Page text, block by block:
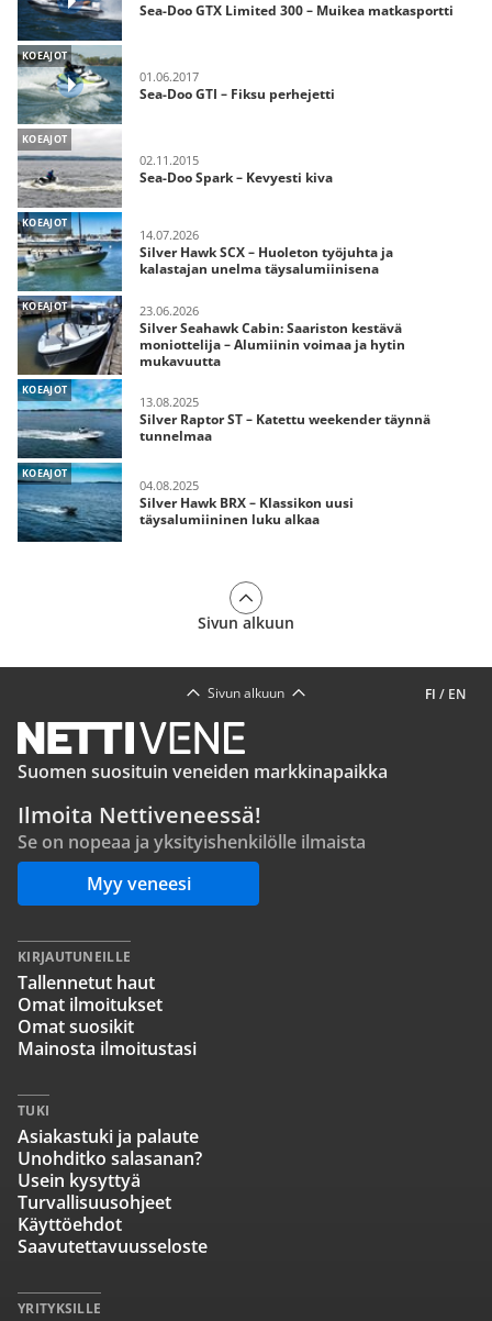
Sea-Doo GTX Limited 300 – Muikea matkasportti
KOEAJOT
01.06.2017
Sea-Doo GTI – Fiksu perhejetti
KOEAJOT
02.11.2015
Sea-Doo Spark – Kevyesti kiva
KOEAJOT
14.07.2026
Silver Hawk SCX – Huoleton työjuhta ja
kalastajan unelma täysalumiinisena
KOEAJOT 23.06.2026
Silver Seahawk Cabin: Saariston kestävä
moniottelija – Alumiinin voimaa ja hytin
mukavuutta
KOEAJOT
13.08.2025
Silver Raptor ST – Katettu weekender täynnä
tunnelmaa
KOEAJOT
04.08.2025
Silver Hawk BRX – Klassikon uusi
täysalumiininen luku alkaa
Sivun alkuun
FI / EN
Sivun alkuun
Suomen suosituin veneiden markkinapaikka
Ilmoita Nettiveneessä!
Se on nopeaa ja yksityishenkilölle ilmaista
Myy veneesi
KIRJAUTUNEILLE
Tallennetut haut
Omat ilmoitukset
Omat suosikit
Mainosta ilmoitustasi
TUKI
Asiakastuki ja palaute
Unohditko salasanan?
Usein kysyttyä
Turvallisuusohjeet
Käyttöehdot
Saavutettavuusseloste
YRITYKSILLE